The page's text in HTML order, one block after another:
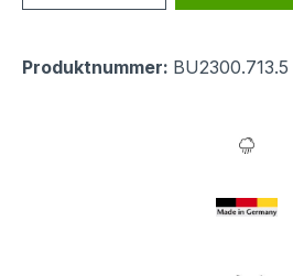
Produktnummer: BU2300.713.5